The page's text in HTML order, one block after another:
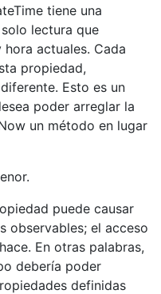
tiene una
lectura que
actuales. Cada
propiedad,
Esto es un
poder arreglar la
un método en lugar
puede causar
observables; el acceso
En otras palabras,
debería poder
definidas